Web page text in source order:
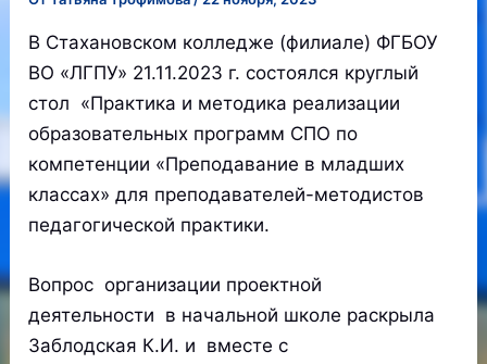
В Стахановском колледже (филиале) ФГБОУ
ВО «ЛГПУ» 21.11.2023 г. состоялся круглый
стол «Практика и методика реализации
образовательных программ СПО по
компетенции «Преподавание в младших
классах» для преподавателей-методистов
педагогической практики.
Вопрос организации проектной
деятельности в начальной школе раскрыла
Заблодская К.И. и вместе с